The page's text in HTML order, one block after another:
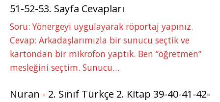
51-52-53. Sayfa Cevapları
Soru: Yönergeyi uygulayarak röportaj yapınız.
Cevap: Arkadaşlarımızla bir sunucu seçtik ve
kartondan bir mikrofon yaptık. Ben “öğretmen”
mesleğini seçtim. Sunucu…
Nuran - 2. Sınıf Türkçe 2. Kitap 39-40-41-42-